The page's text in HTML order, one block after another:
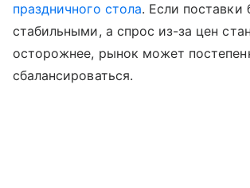
праздничного стола. Если поставки
стабильными, а спрос из-за цен
осторожнее, рынок может
сбалансироваться.